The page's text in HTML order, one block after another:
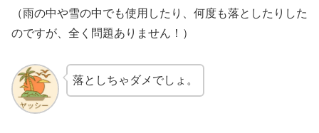
（雨の中や雪の中でも使用したり、何度も落としたりした
のですが、全く問題ありません！）
落としちゃダメでしょ。